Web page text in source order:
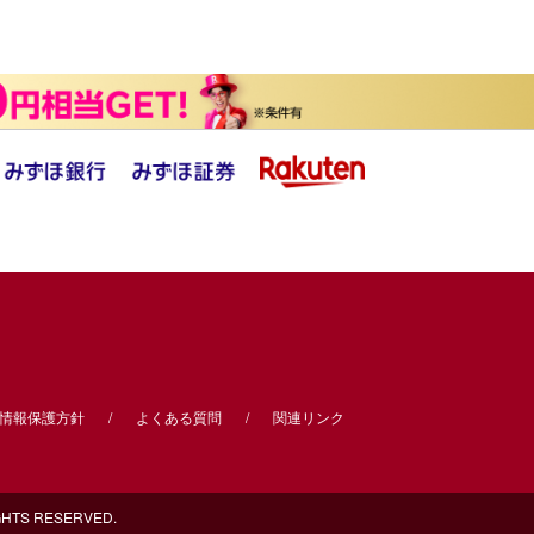
報保護方針 よくある質問 関連リンク
RESERVED.